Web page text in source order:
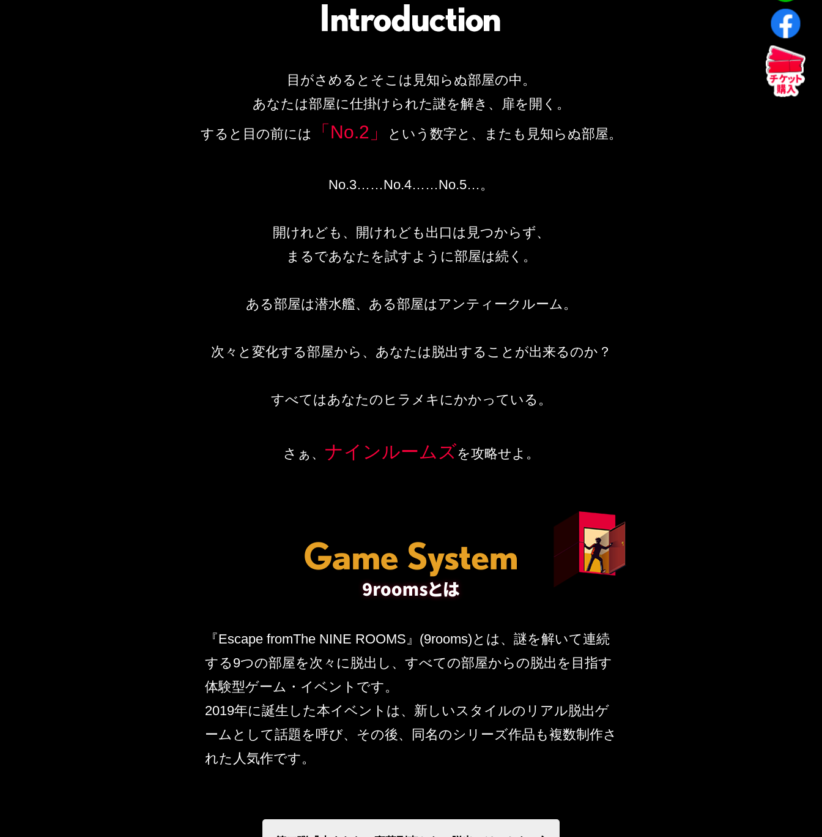
目がさめるとそこは見知らぬ部屋の中。
あなたは部屋に仕掛けられた謎を解き、扉を開く。
すると目の前には
「No.2」 という数字と、 またも見知らぬ部屋。
No.3……No.4……No.5…。
開けれども、開けれども出口は見つからず、
まるであなたを試すように部屋は続く。
ある部屋は潜水艦、ある部屋はアンティークルーム。
次々と変化する部屋から、 あなたは脱出することが出来るのか？
すべてはあなたのヒラメキにかかっている。
さぁ、 ナインルームズを攻略せよ。
『Escape fromThe NINE ROOMS』(9rooms)とは、謎を解いて連続
する9つの部屋を次々に脱出し、すべての部屋からの脱出を目指す
体験型ゲーム・イベントです。
2019年に誕生した本イベントは、新しいスタイルのリアル脱出ゲ
ームとして話題を呼び、その後、同名のシリーズ作品も複数制作さ
れた人気作です。